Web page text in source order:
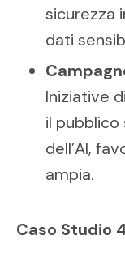
sicurezza
dati
Iniziative
il pubblico
dell’AI,
ampia.
Caso Studio